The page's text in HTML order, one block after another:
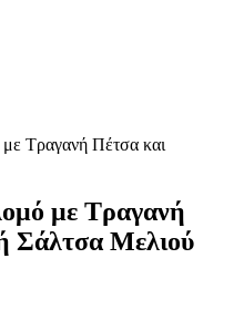
με Τραγανή
Σάλτσα Μελιού